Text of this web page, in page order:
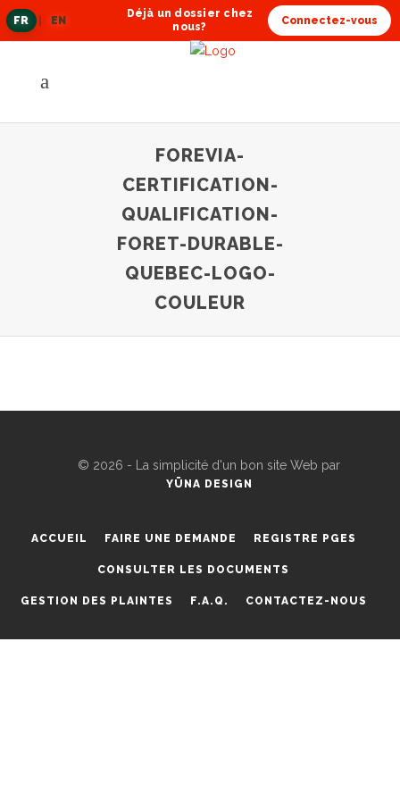
FRlangue
actuelle
EN
Déjà un dossier chez
nous?
Connectez-vous
FOREVIA-
CERTIFICATION-
QUALIFICATION-
FORET-DURABLE-
QUEBEC-LOGO-
COULEUR
© 2026 - La simplicité d'un bon site Web par
YÜNA DESIGN
ACCUEIL FAIRE UNE DEMANDE REGISTRE PGES
CONSULTER LES DOCUMENTS
GESTION DES PLAINTES F.A.Q. CONTACTEZ-NOUS